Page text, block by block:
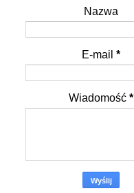
Nazwa
E-mail*
Wiadomość*